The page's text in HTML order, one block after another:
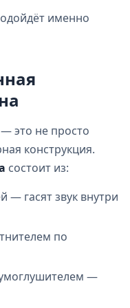
именно
— это не просто
конструкция.
состоит из:
гасят звук внутри
по
—